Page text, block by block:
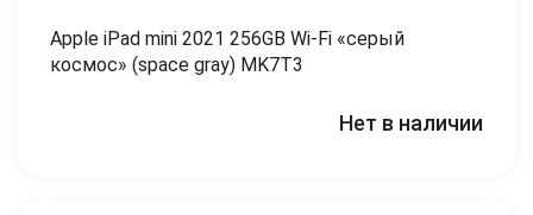
Apple iPad mini 2021 256GB Wi-Fi «серый
космос» (space gray) MK7T3
Нет в наличии